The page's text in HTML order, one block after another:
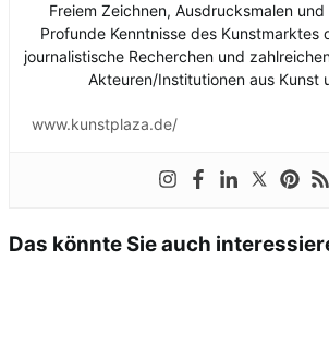
Freiem Zeichnen, Ausdrucksmalen
Profunde Kenntnisse des Kunstmarktes
journalistische Recherchen und
Akteuren/Institutionen aus Kunst
www.kunstplaza.de/
Das könnte Sie auch